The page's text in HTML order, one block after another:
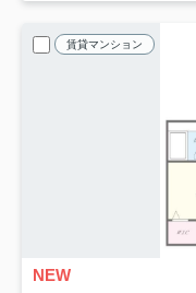
賃貸マンション
NEW